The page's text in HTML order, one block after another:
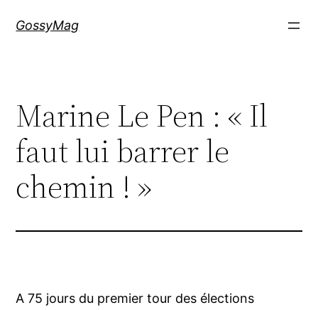
GossyMag
Marine Le Pen : « Il
faut lui barrer le
chemin ! »
A 75 jours du premier tour des élections